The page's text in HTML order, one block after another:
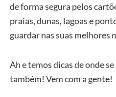
de forma segura pelos
praias, dunas, lagoas e
guardar nas suas melhores
Ah e temos dicas de onde
também! Vem com a gente!